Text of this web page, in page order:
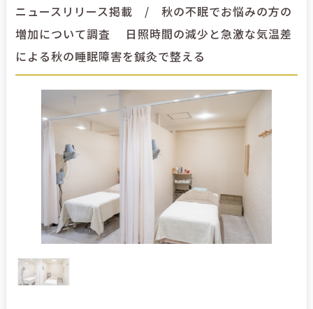
ニュースリリース掲載 / 秋の不眠でお悩みの方の
増加について調査 日照時間の減少と急激な気温差
による秋の睡眠障害を鍼灸で整える